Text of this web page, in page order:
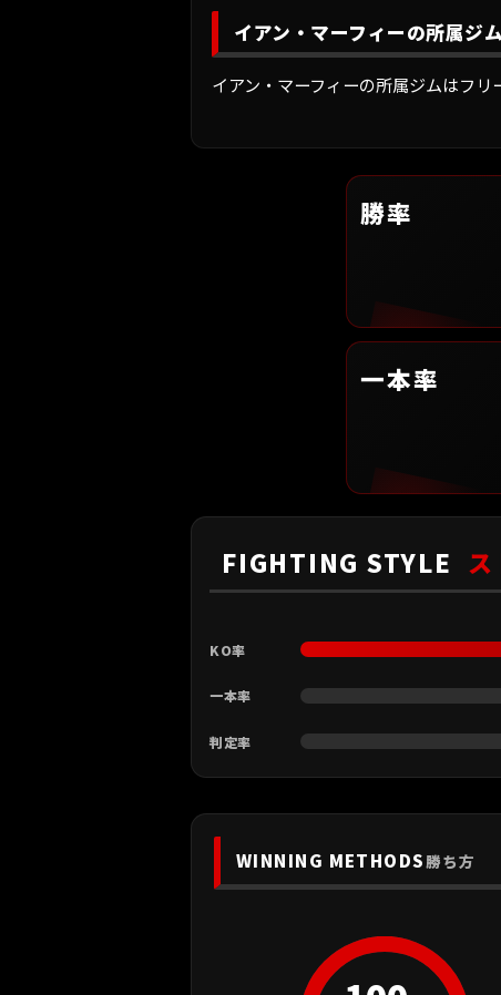
イアン・マーフィーの所属ジム
イアン・マーフィーの所属ジムはフリ
勝率
一本率
FIGHTING STYLE ス
KO率
一本率
判定率
WINNING METHODS勝ち方